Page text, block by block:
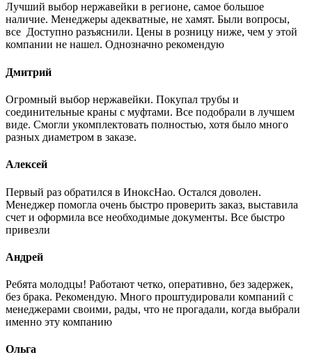
Лучший выбор нержавейки в регионе, самое большое
наличие. Менеджеры адекватные, не хамят. Были вопросы,
все Доступно разъяснили. Цены в розницу ниже, чем у этой
компании не нашел. Однозначно рекомендую
Дмитрий
Огромный выбор нержавейки. Покупал трубы и
соединительные краны с муфтами. Все подобрали в лучшем
виде. Смогли укомплектовать полностью, хотя было много
разных диаметром в заказе.
Алексей
Первый раз обратился в ИноксНао. Остался доволен.
Менеджер помогла очень быстро проверить заказ, выставила
счет и оформила все необходимые документы. Все быстро
привезли
Андрей
Ребята молодцы! Работают четко, оперативно, без задержек,
без брака. Рекомендую. Много проштудировали компаний с
менеджерами своими, рады, что не прогадали, когда выбрали
именно эту компанию
Ольга